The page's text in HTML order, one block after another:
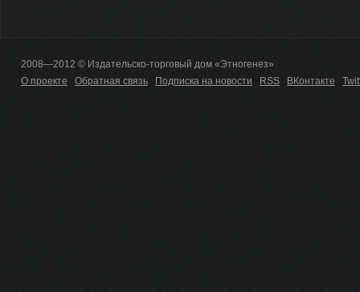
2008—2012 © Издательско-торговый дом «Этногенез»
О проекте
Обратная связь Подписка на новости RSS ВКонтакте